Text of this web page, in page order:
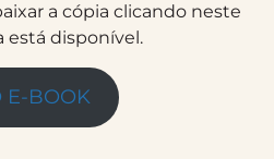
a cópia clicando neste
está disponível.
E-BOOK